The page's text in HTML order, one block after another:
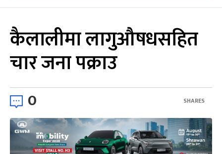
कैलालीमा लागुऔषधसहित
चार जना पक्राउ
0 SHARES